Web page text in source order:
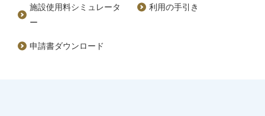
施設使用料シミュレータ
ー
利用の手引き
申請書ダウンロード